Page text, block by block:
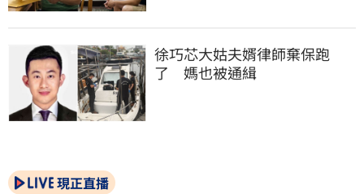
徐巧芯大姑夫婿律師棄保跑
了　媽也被通緝
現正直播